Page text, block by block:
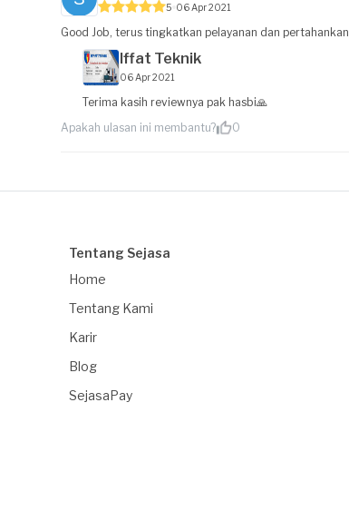
5 06 Apr 2021
Good Job, terus tingkatkan pelayanan dan pertahankan
Iffat Teknik
06 Apr 2021
Terima kasih reviewnya pak hasbi🙏
Apakah ulasan ini membantu?
0
Tentang Sejasa
Home
Tentang Kami
Karir
Blog
SejasaPay